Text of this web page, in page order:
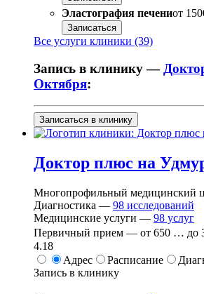
Эластография печениот
Записаться
Все услуги клиники (39)
Запись в клинику —
Октября:
Записаться в клинику
Доктор плюс на
Многопрофильный медицинский
Диагностика — 98 исследований
Медицинские услуги — 98 услуг
Первичный прием — от 650 … до
4.18
Адрес
Расписание
Запись в клинику